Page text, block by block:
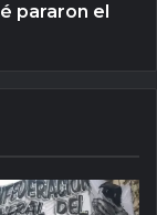
pararon el